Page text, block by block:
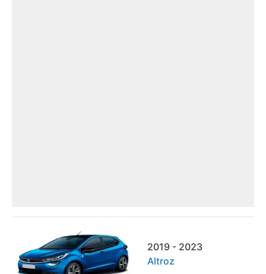
2019 - 2023
Altroz